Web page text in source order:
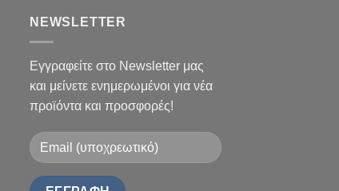
NEWSLETTER
Εγγραφείτε στο Newsletter μας
και μείνετε ενημερωμένοι για νέα
προϊόντα και προσφορές!